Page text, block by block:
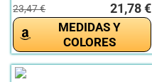
23,47 € 21,78 €
MEDIDAS Y
COLORES